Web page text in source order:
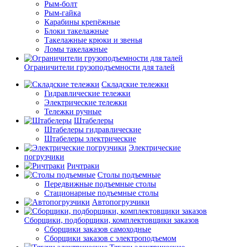
Рым-болт
Рым-гайка
Карабины крепёжные
Блоки такелажные
Такелажные крюки и звенья
Ломы такелажные
Ограничители грузоподъемности для талей
Складские тележки
Гидравлические тележки
Электрические тележки
Тележки ручные
Штабелеры
Штабелеры гидравлические
Штабелеры электрические
Электрические
погрузчики
Ричтраки
Столы подъемные
Передвижные подъемные столы
Стационарные подъемные столы
Автопогрузчики
Сборщики, подборщики, комплектовщики заказов
Сборщики заказов самоходные
Сборщики заказов с электроподъемом